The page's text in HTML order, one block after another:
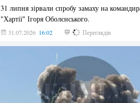
31 липня зірвали спробу замаху на
"Хартії" Ігоря Оболєнського.
31.07.2026 16:02 187 Переглядів